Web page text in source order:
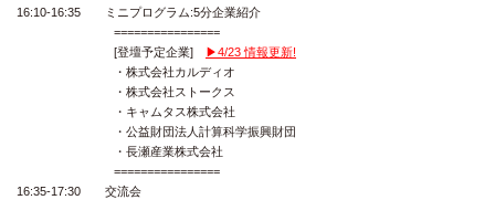
16:10-16:35 ミニプログラム:5分企業紹介
================
[登壇予定企業] ▶4/23 情報更新!
・株式会社カルディオ
・株式会社ストークス
・キャムタス株式会社
・公益財団法人計算科学振興財団
・長瀬産業株式会社
================
16:35-17:30 交流会